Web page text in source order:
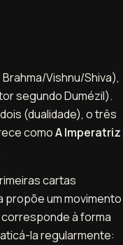
Vishnu/Shiva),
segundo Dumézil).
(dualidade), o três
comoA Imperatriz
cartas
um movimento
à forma
la regularmente: